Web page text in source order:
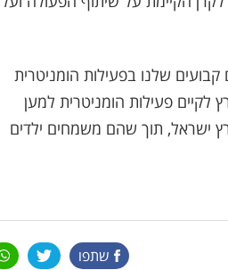
שלנו בפעילות הומניטרית
פעילות הומניטרית למען
ישראל, תוך שהם משמחים ילדים
שתפו